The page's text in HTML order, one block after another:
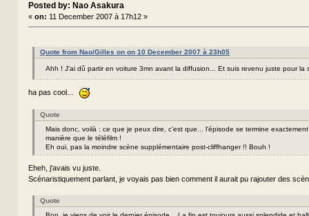
Posted by: Nao Asakura
« on: 11 December 2007 à 17h12 »
Quote from Nao/Gilles on on 10 December 2007 à 23h05
Ahh ! J'ai dû partir en voiture 3mn avant la diffusion... Et suis revenu juste pour la
ha pas cool...
Quote
Mais donc, voilà : ce que je peux dire, c'est que... l'épisode se termine
manière que le téléfilm !
Eh oui, pas la moindre scène supplémentaire post-cliffhanger !! Bouh !
Eheh, j'avais vu juste.
Scénaristiquement parlant, je voyais pas bien comment il aurait pu rajouter des
Quote